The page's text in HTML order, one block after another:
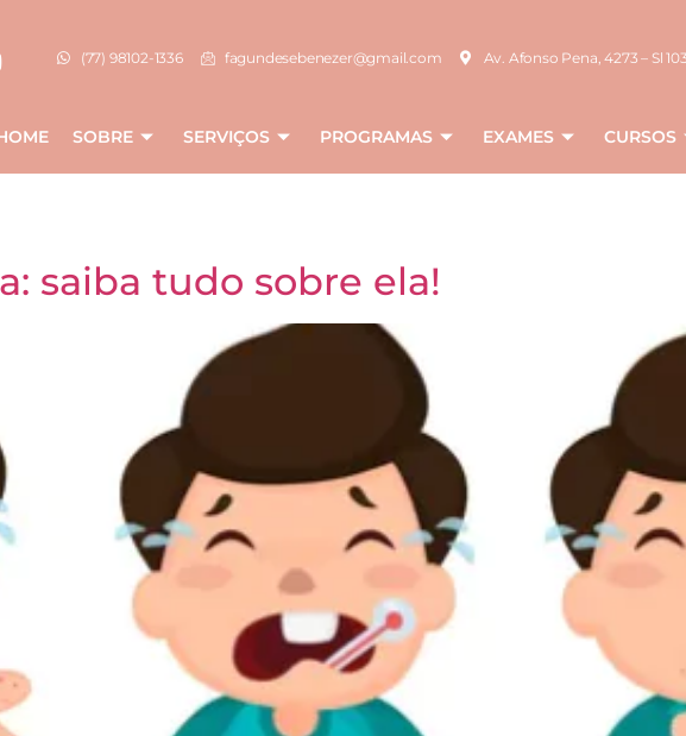
(77) 98102-1336 fagundesebenezer@gmail.com Av. Afonso Pena, 4273 – Sl
SOBRE SERVIÇOS PROGRAMAS EXAMES CURSOS
saiba tudo sobre ela!